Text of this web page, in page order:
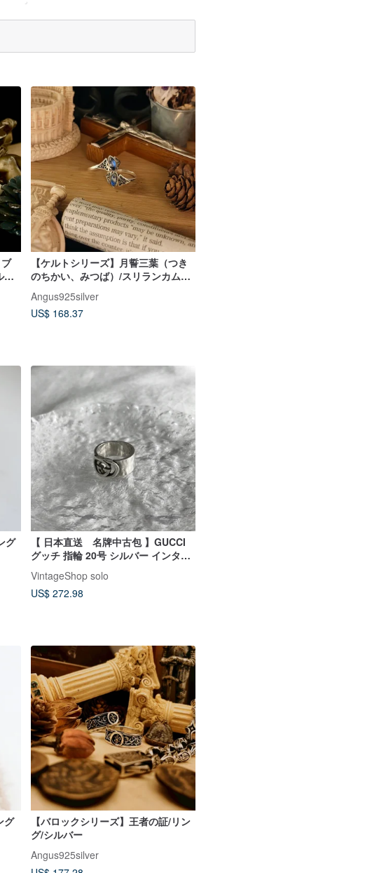
バ
【ケルトシリーズ】月誓三葉（つき
のちかい、みつば）/スリランカムー
Angus925silver
US$ 168.37
グ
【 日本直送 名牌中古包 】GUCCI
グッチ 指輪 20号 シルバー インター
ィンテージ bcb788
VintageShop solo
US$ 272.98
グ
【バロックシリーズ】王者の証/リン
グ/シルバー
Angus925silver